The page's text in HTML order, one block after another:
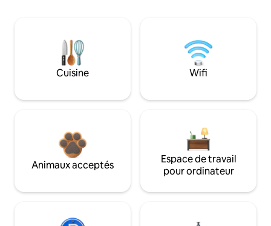
Cuisine Wifi
Animaux acceptés
Espace de travail
pour ordinateur